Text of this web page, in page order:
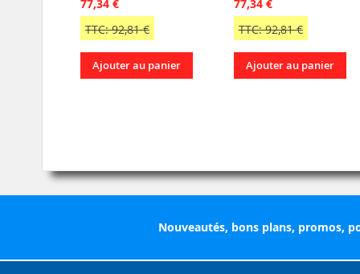
77,34 €
TTC: 92,81 €
Ajouter au panier
77,34 €
TTC: 92,81 €
Ajouter au panier
Nouveautés, bons plans, promos,